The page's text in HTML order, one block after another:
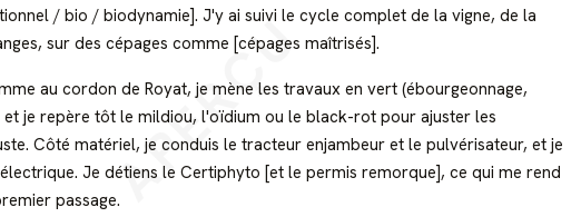
APERÇU
/ bio / biodynamie]. J'y ai suivi le cycle complet de la vigne, de la
sur des cépages comme [cépages maîtrisés].
au cordon de Royat, je mène les travaux en vert (ébourgeonnage,
et je repère tôt le mildiou, l'oïdium ou le black-rot pour ajuster les
Côté matériel, je conduis le tracteur enjambeur et le pulvérisateur, et je
Je détiens le Certiphyto [et le permis remorque], ce qui me rend
passage.